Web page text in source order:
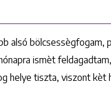
alsó bölcsessègfogam,
ismèt
helye tiszta, viszont kèt